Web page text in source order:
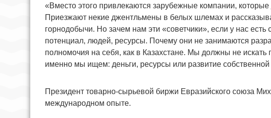
«Вместо этого привлекаются зарубежные компании,
Приезжают некие джентльмены в белых шлемах и
горнодобычи. Но зачем нам эти «советчики», если у нас
потенциал, людей, ресурсы. Почему они не занимаются
полномочия на себя, как в Казахстане. Мы должны не искать
именно мы ищем: деньги, ресурсы или развитие собственной
Президент товарно-сырьевой биржи Евразийского союза
международном опыте.